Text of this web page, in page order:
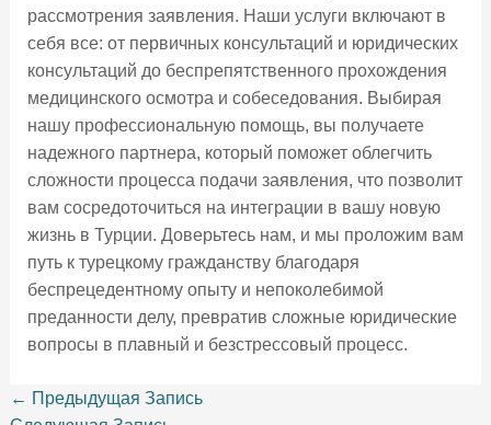
рассмотрения заявления. Наши услуги включают в
себя все: от первичных консультаций и юридических
консультаций до беспрепятственного прохождения
медицинского осмотра и собеседования. Выбирая
нашу профессиональную помощь, вы получаете
надежного партнера, который поможет облегчить
сложности процесса подачи заявления, что позволит
вам сосредоточиться на интеграции в вашу новую
жизнь в Турции. Доверьтесь нам, и мы проложим вам
путь к турецкому гражданству благодаря
беспрецедентному опыту и непоколебимой
преданности делу, превратив сложные юридические
вопросы в плавный и безстрессовый процесс.
← Предыдущая Запись